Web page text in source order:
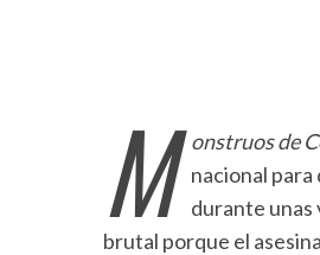
M onstruos de
nacional para
durante unas
brutal porque el